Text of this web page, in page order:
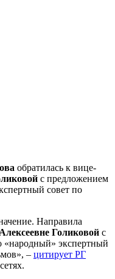
обратилась к вице-
с предложением
совет по
Направила
Голиковой с
«народный» экспертный
– цитирует РГ